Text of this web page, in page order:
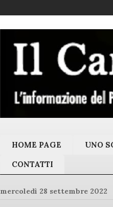
HOME PAGE UNO
CONTATTI
mercoledì 28 settembre 2022